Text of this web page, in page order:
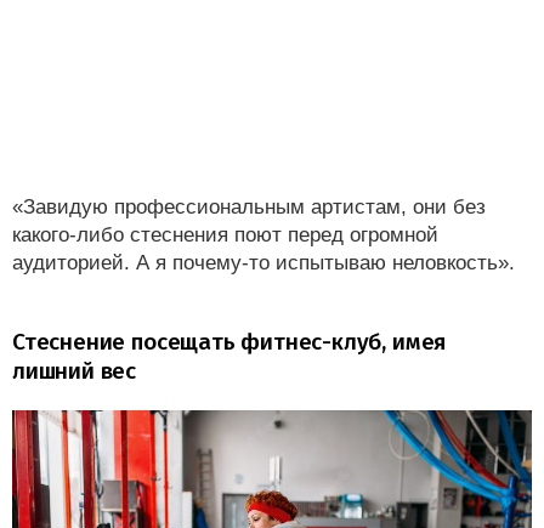
«Завидую профессиональным артистам, они без
какого-либо стеснения поют перед огромной
аудиторией. А я почему-то испытываю неловкость».
Стеснение посещать фитнес-клуб, имея
лишний вес